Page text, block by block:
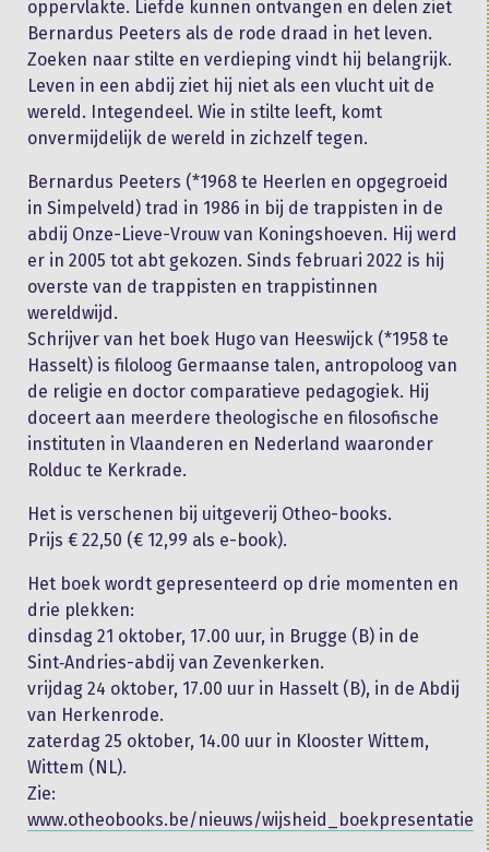
oppervlakte. Liefde kunnen ontvangen en delen ziet
Bernardus Peeters als de rode draad in het leven.
Zoeken naar stilte en verdieping vindt hij belangrijk.
Leven in een abdij ziet hij niet als een vlucht uit de
wereld. Integendeel. Wie in stilte leeft, komt
onvermijdelijk de wereld in zichzelf tegen.
Bernardus Peeters (*1968 te Heerlen en opgegroeid
in Simpelveld) trad in 1986 in bij de trappisten in de
abdij Onze-Lieve-Vrouw van Koningshoeven. Hij werd
er in 2005 tot abt gekozen. Sinds februari 2022 is hij
overste van de trappisten en trappistinnen
wereldwijd.
Schrijver van het boek Hugo van Heeswijck (*1958 te
Hasselt) is filoloog Germaanse talen, antropoloog van
de religie en doctor comparatieve pedagogiek. Hij
doceert aan meerdere theologische en filosofische
instituten in Vlaanderen en Nederland waaronder
Rolduc te Kerkrade.
Het is verschenen bij uitgeverij Otheo-books.
Prijs € 22,50 (€ 12,99 als e-book).
Het boek wordt gepresenteerd op drie momenten en
drie plekken:
dinsdag 21 oktober, 17.00 uur, in Brugge (B) in de
Sint‐Andries-abdij van Zevenkerken.
vrijdag 24 oktober, 17.00 uur in Hasselt (B), in de Abdij
van Herkenrode.
zaterdag 25 oktober, 14.00 uur in Klooster Wittem,
Wittem (NL).
Zie:
www.otheobooks.be/nieuws/wijsheid_boekpresentatie